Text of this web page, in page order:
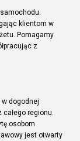
klientom w
Pomagamy
z
dogodnej
regionu.
osobom
jest otwarty